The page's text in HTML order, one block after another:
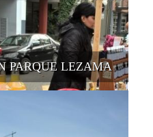
PARQUE LEZAMA